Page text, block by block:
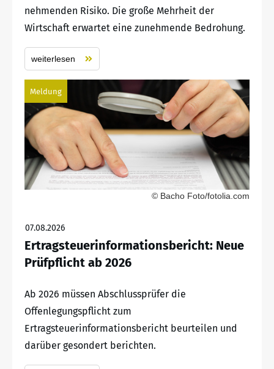
nehmenden Risiko. Die große Mehrheit der
Wirtschaft erwartet eine zunehmende Bedrohung.
weiterlesen
Meldung
© Bacho Foto/fotolia.com
07.08.2026
Ertragsteuerinformationsbericht: Neue
Prüfpflicht ab 2026
Ab 2026 müssen Abschlussprüfer die
Offenlegungspflicht zum
Ertragsteuerinformationsbericht beurteilen und
darüber gesondert berichten.